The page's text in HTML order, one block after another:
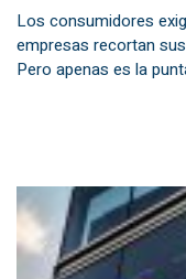
Los consumidores
empresas recortan
Pero apenas es la